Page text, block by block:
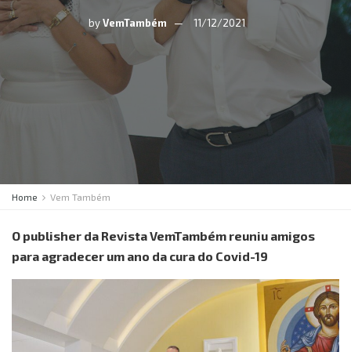
byVemTambém 11/12/2021
Home Vem Também
O publisher da Revista VemTambém reuniu amigos
para agradecer um ano da cura do Covid-19